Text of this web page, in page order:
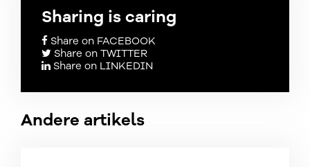
Sharing is caring
Share on FACEBOOK
Share on TWITTER
Share on LINKEDIN
Andere artikels